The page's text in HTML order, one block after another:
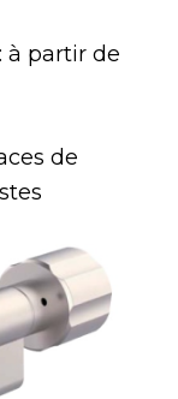
à partir de
de